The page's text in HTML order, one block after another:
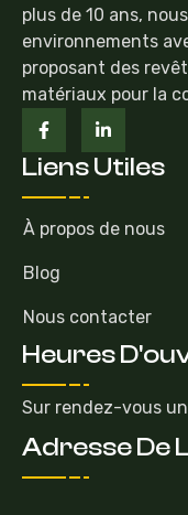
plus de 10 ans,
environnements
proposant des
matériaux pour la
Liens Utiles
À propos de nous
Blog
Nous contacter
Heures
Sur rendez-vous
Adresse De